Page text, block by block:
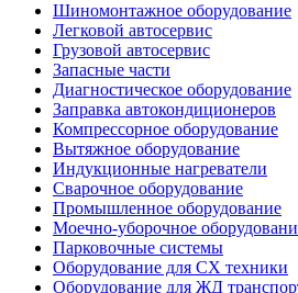
Шиномонтажное оборудование
Легковой автосервис
Грузовой автосервис
Запасные части
Диагностическое оборудование
Заправка автокондиционеров
Компрессорное оборудование
Вытяжное оборудование
Индукционные нагреватели
Сварочное оборудование
Промышленное оборудование
Моечно-уборочное
Парковочные системы
Оборудование для СХ техники
Оборудование для ЖД